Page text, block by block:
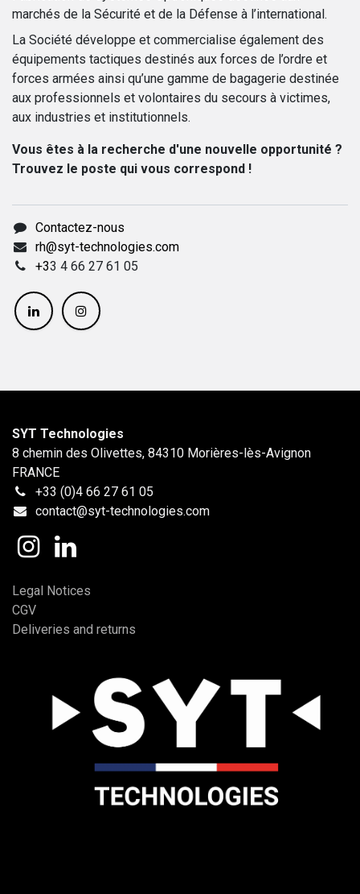
marchés de la Sécurité et de la Défense à l’international.
La Société développe et commercialise également des
équipements tactiques destinés aux forces de l’ordre et
forces armées ainsi qu’une gamme de bagagerie destinée
aux professionnels et volontaires du secours à victimes,
aux industries et institutionnels.
Vous êtes à la recherche d'une nouvelle opportunité ?
Trouvez le poste qui vous correspond !
Contactez-nous
rh@syt-technologies.com
+33 4 66 27 61 05
SYT Technologies
8 chemin des Olivettes, 84310 Morières-lès-Avignon
FRANCE
+33 (0)4 66 27 61 05
contact@syt-technologies.com
Legal Notices
CGV
Deliveries and returns